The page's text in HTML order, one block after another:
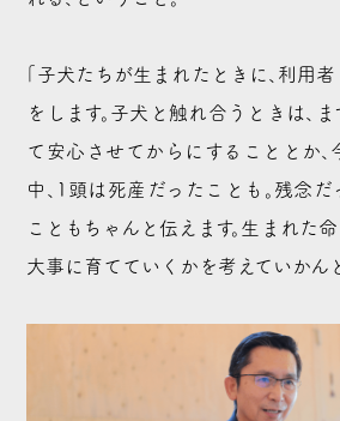
「子犬たちが生まれたときに、利用
をします。子犬と触れ合うときは、
て安心させてからにすることとか、
中、1頭は死産だったことも。残念だ
こともちゃんと伝えます。生まれた
大事に育てていくかを考えていかん